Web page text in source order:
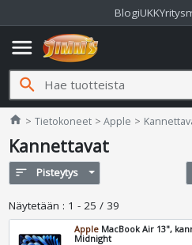
BlogiUKK
menu
search
home Jimms.fi
Tietokoneet Apple
Kannettavat
sort Pisteytys
Näytetään : 1 - 25 / 39
Apple MacBook Air 13",
Midnight